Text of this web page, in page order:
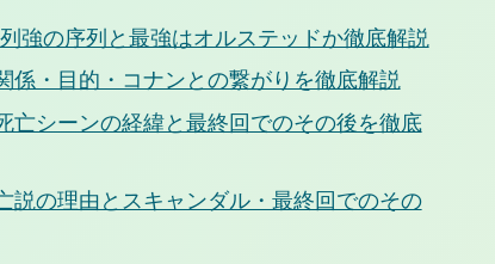
強の序列と最強はオルステッドか徹底解説
・目的・コナンとの繋がりを徹底解説
亡シーンの経緯と最終回でのその後を徹底
説の理由とスキャンダル・最終回でのその